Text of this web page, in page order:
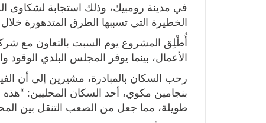
في مدينة رومبيك، وذلك استجابة لشكاوى
الخطيرة التي تسببها الطرق المتدهورة
أُطْلِق المشروع يوم السبت بالتعاون مع
الأعمال، بينما يوفر المجلس البلدي الوقود
رحب السكان بالمبادرة، مشيرين إلى أن
بنجامين مكوي، أحد السكان المحليين: “هذه
طويلة، مما جعل من الصعب التنقل بين